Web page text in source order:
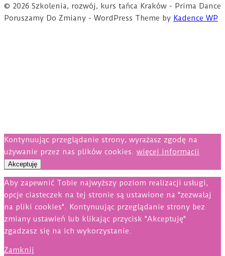
© 2026 Szkolenia, rozwój, kurs tańca Kraków - Prima Dance
Poruszamy Do Zmiany - WordPress Theme by Kadence WP
Kontynuując przeglądanie strony, wyrażasz zgodę na
używanie przez nas plików cookies. więcej informacji
Akceptuję
Aby zapewnić Tobie najwyższy poziom realizacji usługi,
opcje ciasteczek na tej stronie są ustawione na "zezwalaj
na pliki cookies". Kontynuując przeglądanie strony bez
zmiany ustawień lub klikając przycisk "Akceptuję"
zgadzasz się na ich wykorzystanie.
Zamknij